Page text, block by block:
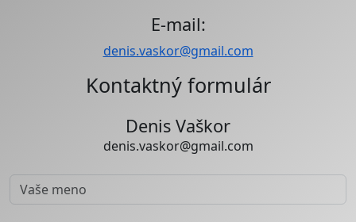
E-mail:
denis.vaskor@gmail.com
Kontaktný formulár
Denis Vaškor
denis.vaskor@gmail.com